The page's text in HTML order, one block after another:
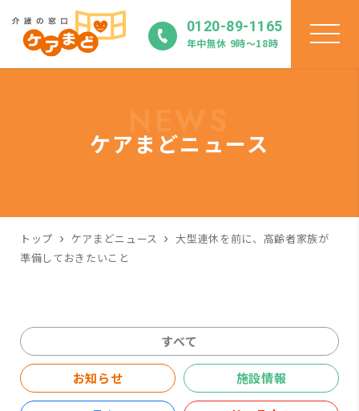
0120-89-1165
年中無休 9時〜18時
ケアまどニュース
トップ ケアまどニュース
大型連休を前に、高齢者家族が
準備しておきたいこと
すべて
お知らせ 施設情報